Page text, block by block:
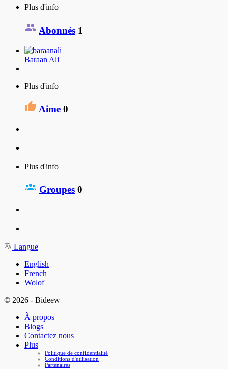
Plus d'info
Abonnés 1
Baraan Ali
Plus d'info
Aime 0
Plus d'info
Groupes 0
Langue
English
French
Wolof
© 2026 - Bideew
À propos
Blogs
Contactez nous
Plus
Politique de confidentialité
Conditions d'utilisation
Partenaires